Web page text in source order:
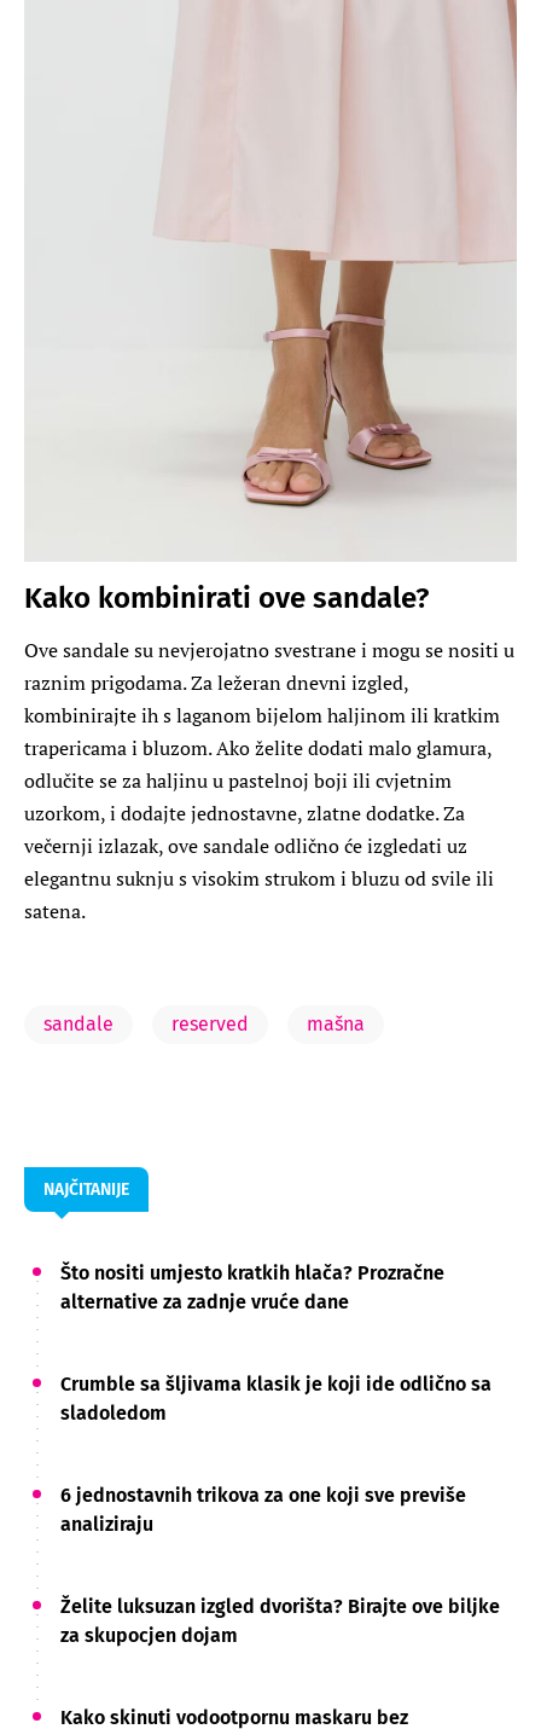
Kako kombinirati ove sandale?
Ove sandale su nevjerojatno svestrane i mogu se nositi u
raznim prigodama. Za ležeran dnevni izgled,
kombinirajte ih s laganom bijelom haljinom ili kratkim
trapericama i bluzom. Ako želite dodati malo glamura,
odlučite se za haljinu u pastelnoj boji ili cvjetnim
uzorkom, i dodajte jednostavne, zlatne dodatke. Za
večernji izlazak, ove sandale odlično će izgledati uz
elegantnu suknju s visokim strukom i bluzu od svile ili
satena.
sandale reserved mašna
NAJČITANIJE
Što nositi umjesto kratkih hlača? Prozračne
alternative za zadnje vruće dane
Crumble sa šljivama klasik je koji ide odlično sa
sladoledom
6 jednostavnih trikova za one koji sve previše
analiziraju
Želite luksuzan izgled dvorišta? Birajte ove biljke
za skupocjen dojam
Kako skinuti vodootpornu maskaru bez